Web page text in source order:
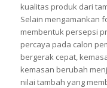
kualitas produk dari
Selain mengamankan
membentuk persepsi
percaya pada calon
bergerak cepat,
kemasan berubah
nilai tambah yang